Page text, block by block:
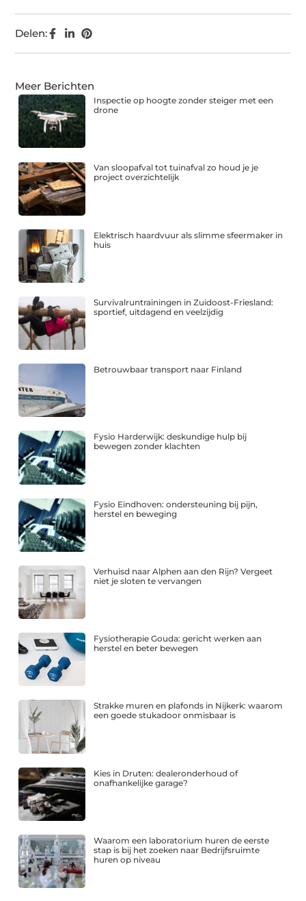
Delen:
Meer Berichten
Inspectie op hoogte zonder steiger met een
drone
Van sloopafval tot tuinafval zo houd je je
project overzichtelijk
Elektrisch haardvuur als slimme sfeermaker in
huis
Survivalruntrainingen in Zuidoost-Friesland:
sportief, uitdagend en veelzijdig
Betrouwbaar transport naar Finland
Fysio Harderwijk: deskundige hulp bij
bewegen zonder klachten
Fysio Eindhoven: ondersteuning bij pijn,
herstel en beweging
Verhuisd naar Alphen aan den Rijn? Vergeet
niet je sloten te vervangen
Fysiotherapie Gouda: gericht werken aan
herstel en beter bewegen
Strakke muren en plafonds in Nijkerk: waarom
een goede stukadoor onmisbaar is
Kies in Druten: dealeronderhoud of
onafhankelijke garage?
Waarom een laboratorium huren de eerste
stap is bij het zoeken naar Bedrijfsruimte
huren op niveau